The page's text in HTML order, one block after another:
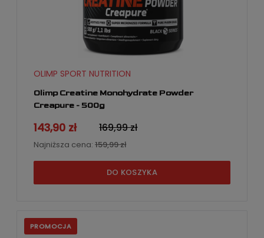
Olimp Creatine Monohydrate Powder
Creapure - 500g
OLIMP SPORT NUTRITION
143,90 zł 169,99 zł
Najniższa cena: 159,99 zł
DO KOSZYKA
PROMOCJA